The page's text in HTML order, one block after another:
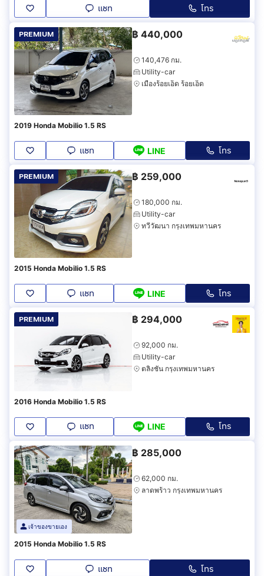
แชท โทร
PREMIUM ฿ 440,000
140,476 กม.
Utility-car
เมืองร้อยเอ็ด ร้อยเอ็ด
2019 Honda Mobilio 1.5 RS
แชท LINE โทร
PREMIUM ฿ 259,000
180,000 กม.
Utility-car
ทวีวัฒนา กรุงเทพมหานคร
2015 Honda Mobilio 1.5 RS
แชท LINE โทร
PREMIUM ฿ 294,000
92,000 กม.
Utility-car
ตลิ่งชัน กรุงเทพมหานคร
2016 Honda Mobilio 1.5 RS
แชท LINE โทร
เจ้าของขายเอง
฿ 285,000
62,000 กม.
ลาดพร้าว กรุงเทพมหานคร
2015 Honda Mobilio 1.5 RS
แชท โทร